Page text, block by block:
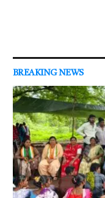
BREAKING NEWS